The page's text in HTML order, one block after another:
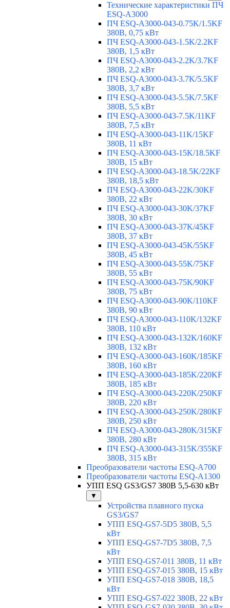
Технические характеристики ПЧ
ESQ-A3000
ПЧ ESQ-A3000-043-0.75K/1.5KF
380В, 0,75 кВт
ПЧ ESQ-A3000-043-1.5K/2.2KF
380В, 1,5 кВт
ПЧ ESQ-A3000-043-2.2K/3.7KF
380В, 2,2 кВт
ПЧ ESQ-A3000-043-3.7K/5.5KF
380В, 3,7 кВт
ПЧ ESQ-A3000-043-5.5K/7.5KF
380В, 5,5 кВт
ПЧ ESQ-A3000-043-7.5K/11KF
380В, 7,5 кВт
ПЧ ESQ-A3000-043-11K/15KF
380В, 11 кВт
ПЧ ESQ-A3000-043-15K/18.5KF
380В, 15 кВт
ПЧ ESQ-A3000-043-18.5K/22KF
380В, 18,5 кВт
ПЧ ESQ-A3000-043-22K/30KF
380В, 22 кВт
ПЧ ESQ-A3000-043-30K/37KF
380В, 30 кВт
ПЧ ESQ-A3000-043-37K/45KF
380В, 37 кВт
ПЧ ESQ-A3000-043-45K/55KF
380В, 45 кВт
ПЧ ESQ-A3000-043-55K/75KF
380В, 55 кВт
ПЧ ESQ-A3000-043-75K/90KF
380В, 75 кВт
ПЧ ESQ-A3000-043-90K/110KF
380В, 90 кВт
ПЧ ESQ-A3000-043-110K/132KF
380В, 110 кВт
ПЧ ESQ-A3000-043-132K/160KF
380В, 132 кВт
ПЧ ESQ-A3000-043-160K/185KF
380В, 160 кВт
ПЧ ESQ-A3000-043-185K/220KF
380В, 185 кВт
ПЧ ESQ-A3000-043-220K/250KF
380В, 220 кВт
ПЧ ESQ-A3000-043-250K/280KF
380В, 250 кВт
ПЧ ESQ-A3000-043-280K/315KF
380В, 280 кВт
ПЧ ESQ-A3000-043-315K/355KF
380В, 315 кВт
Преобразователи частоты ESQ-A700
Преобразователи частоты ESQ-A1300
УПП ESQ GS3/GS7 380В 5,5-630 кВт
▼
Устройства плавного пуска
GS3/GS7
УПП ESQ-GS7-5D5 380В, 5,5
кВт
УПП ESQ-GS7-7D5 380В, 7,5
кВт
УПП ESQ-GS7-011 380В, 11 кВт
УПП ESQ-GS7-015 380В, 15 кВт
УПП ESQ-GS7-018 380В, 18,5
кВт
УПП ESQ-GS7-022 380В, 22 кВт